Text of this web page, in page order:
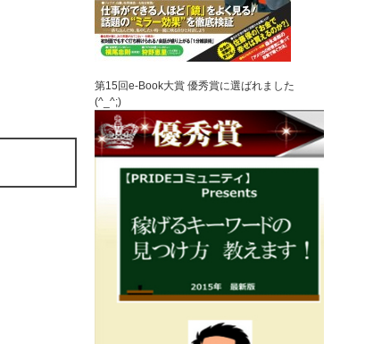
第15回e-Book大賞 優秀賞に選ばれました
(^_^;)